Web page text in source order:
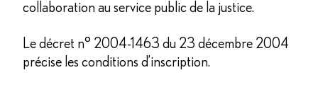
collaboration au service public de la justice.
Le décret n° 2004-1463 du 23 décembre 2004
précise les conditions d’inscription.